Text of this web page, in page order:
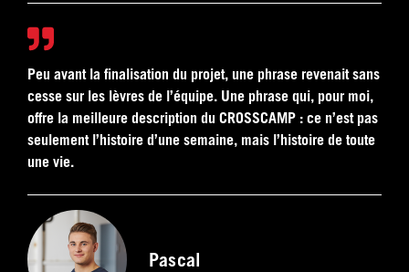
Peu avant la finalisation du projet, une phrase revenait sans
cesse sur les lèvres de l’équipe. Une phrase qui, pour moi,
offre la meilleure description du CROSSCAMP : ce n’est pas
seulement l’histoire d’une semaine, mais l’histoire de toute
une vie.
Pascal